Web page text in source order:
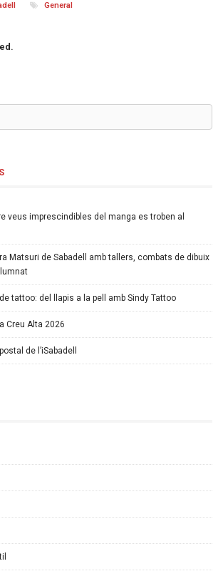
General
veus imprescindibles del manga es troben al
Matsuri de Sabadell amb tallers, combats de dibuix
tattoo: del llapis a la pell amb Sindy Tattoo
Creu Alta 2026
de l’iSabadell